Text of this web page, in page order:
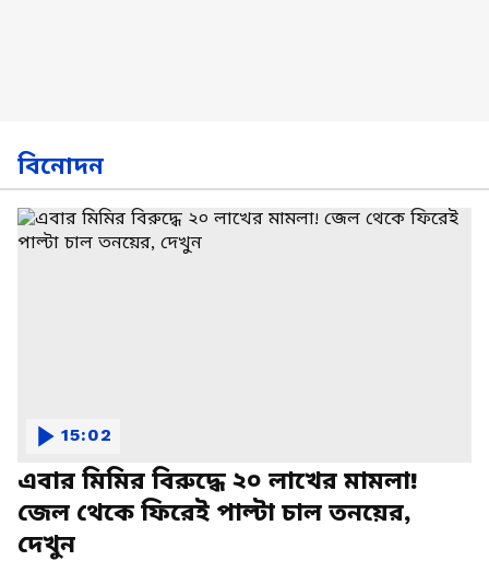
বিনোদন
এবার মিমির বিরুদ্ধে ২০ লাখের মামলা!
জেল থেকে ফিরেই পাল্টা চাল তনয়ের,
দেখুন
15:02